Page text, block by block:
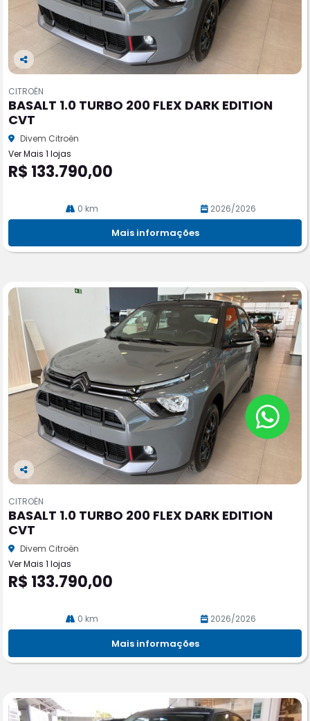
Co
pa
rtil
he
CITROËN
BASALT 1.0 TURBO 200 FLEX DARK EDITION
CVT
Divem Citroën
Ver Mais 1 lojas
R$ 133.790,00
0 km 2026/2026
Mais informações
Co
pa
rtil
he
CITROËN
BASALT 1.0 TURBO 200 FLEX DARK EDITION
CVT
Divem Citroën
Ver Mais 1 lojas
R$ 133.790,00
0 km 2026/2026
Mais informações